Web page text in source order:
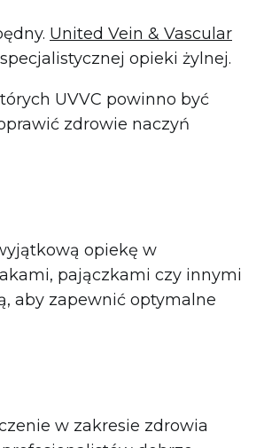
United Vein & Vascular
opieki żylnej.
UVVC powinno być
zdrowie naczyń
opiekę w
pajączkami czy innymi
aby zapewnić optymalne
w zakresie zdrowia